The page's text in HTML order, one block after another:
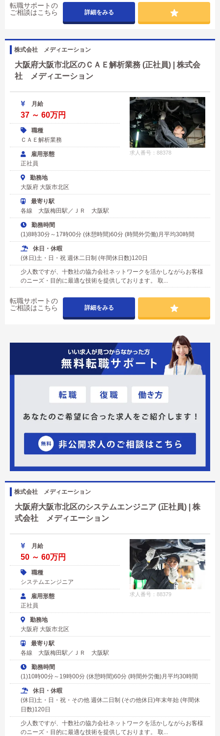
転職サポートの
ご相談はこちら
詳細をみる
株式会社 メディエーション
大阪府大阪市北区のＣＡＥ解析業務 (正社員) | 株式会
社 メディエーション
求人番号：88378
月給
37 ～ 60万円
職種
ＣＡＥ解析業務
雇用形態
正社員
勤務地
大阪府 大阪市北区
最寄り駅
各線 大阪梅田駅／ＪＲ 大阪駅
勤務時間
(1)8時30分～17時00分 (休憩時間)60分 (時間外労働)月平均30時間
休日・休暇
(休日)土・日・祝 週休二日制 (年間休日数)120日
少人数ですが、十数社の協力会社ネットワークを活かしながらお客様
のニーズ・目的に最適な技術を提供しております。 取...
転職サポートの
ご相談はこちら
詳細をみる
株式会社 メディエーション
大阪府大阪市北区のシステムエンジニア (正社員) | 株
式会社 メディエーション
求人番号：88379
月給
50 ～ 60万円
職種
システムエンジニア
雇用形態
正社員
勤務地
大阪府 大阪市北区
最寄り駅
各線 大阪梅田駅／ＪＲ 大阪駅
勤務時間
(1)10時00分～19時00分 (休憩時間)60分 (時間外労働)月平均30時間
休日・休暇
(休日)土・日・祝・その他 週休二日制 (その他休日)年末年始 (年間休
日数)120日
少人数ですが、十数社の協力会社ネットワークを活かしながらお客様
のニーズ・目的に最適な技術を提供しております。 取...